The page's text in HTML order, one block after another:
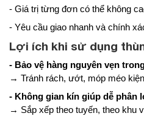
- Giá trị từng đơn có thể không
- Yêu cầu giao nhanh và chính
Lợi ích khi sử dụng
- Bảo vệ hàng nguyên vẹn
→ Tránh rách, ướt, móp méo
- Không gian kín giúp dễ phân
→ Sắp xếp theo tuyến, theo khu